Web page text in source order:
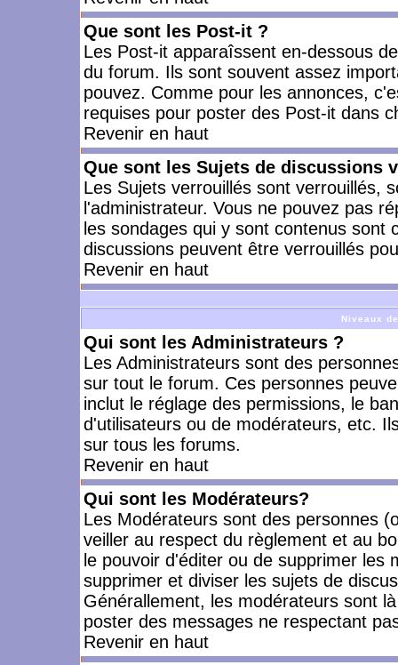
Que sont les Post-it ?
Les Post-it apparaîssent en-dessous
du forum. Ils sont souvent assez
pouvez. Comme pour les annonces,
requises pour poster des Post-it dans
Revenir en haut
Que sont les Sujets de discussions
Les Sujets verrouillés sont verrouillés,
l'administrateur. Vous ne pouvez pas
les sondages qui y sont contenus
discussions peuvent être verrouillés
Revenir en haut
Niveaux
Qui sont les Administrateurs ?
Les Administrateurs sont des
sur tout le forum. Ces personnes
inclut le réglage des permissions, le
d'utilisateurs ou de modérateurs, etc.
sur tous les forums.
Revenir en haut
Qui sont les Modérateurs?
Les Modérateurs sont des personnes
veiller au respect du règlement et au
le pouvoir d'éditer ou de supprimer les
supprimer et diviser les sujets de
Générallement, les modérateurs sont
poster des messages ne respectant
Revenir en haut